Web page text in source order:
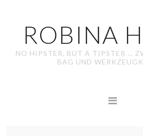
ROBINA
NO HIPSTER, BUT A TIPSTER …
BAG UND